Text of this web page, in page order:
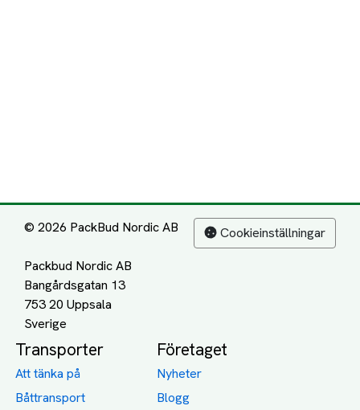
© 2026 PackBud Nordic AB
Packbud Nordic AB
Bangårdsgatan 13
753 20 Uppsala
Cookieinställningar
Transporter
Att tänka på
Båttransport
Företaget
Nyheter
Blogg